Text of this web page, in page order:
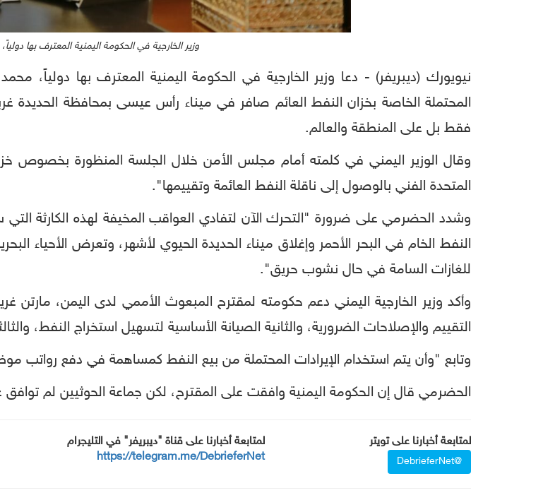
وزير الخارجية في الحكومة اليمنية المعترف بها
نيويورك (ديبريفر) - دعا وزير الخارجية في الحكومة اليمنية المعترف بها دولياً،
المحتملة الخاصة بخزان النفط العائم صافر في ميناء رأس عيسى بمحافظة الحديدة
فقط بل على المنطقة والعالم.
وقال الوزير اليمني في كلمته أمام مجلس الأمن خلال الجلسة المنظورة بخصوص
المتحدة الفني بالوصول إلى ناقلة النفط العائمة وتقييمها".
وشدد الحضرمي على ضرورة "التحرك الآن لتفادي العواقب المخيفة لهذه الكارثة
النفط الخام في البحر الأحمر وإغلاق ميناء الحديدة الحيوي لأشهر، وتعرض الأحياء
للغازات السامة في حال نشوب حريق".
وأكد وزير الخارجية اليمني دعم حكومته لمقترح المبعوث الأممي لدى اليمن،
التقييم والإصلاحات الضرورية، والثانية الصيانة الأساسية لتسهيل استخراج النفط،
وتابع "وأن يتم استخدام الإيرادات المحتملة من بيع النفط كمساهمة في دفع رواتب
الحضرمي قال إن الحكومة اليمنية وافقت على المقترح، لكن جماعة الحوثيين لم توافق
لمتابعة أخبارنا على تويتر
@DebrieferNet
لمتابعة أخبارنا على قناة "ديبريفر" في التليجرام
https://telegram.me/DebrieferNet